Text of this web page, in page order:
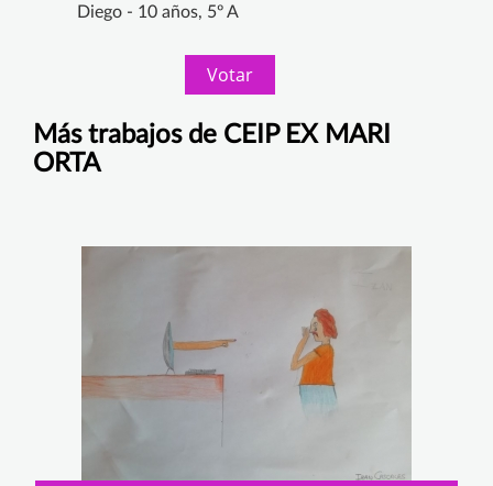
Diego - 10 años, 5º A
Votar
Más trabajos de CEIP EX MARI
ORTA